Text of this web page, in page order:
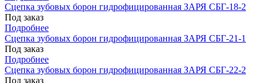
Сцепка зубовых борон гидрофицированная ЗАРЯ СБГ-18-2
Под заказ
Подробнее
Сцепка зубовых борон гидрофицированная ЗАРЯ СБГ-21-1
Под заказ
Подробнее
Сцепка зубовых борон гидрофицированная ЗАРЯ СБГ-22-2
Под заказ